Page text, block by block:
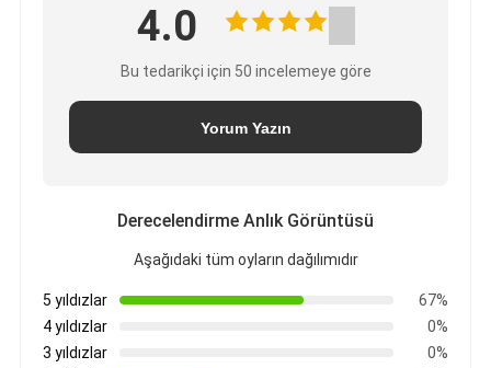
4.0
Bu tedarikçi için 50 incelemeye göre
Yorum Yazın
Derecelendirme Anlık Görüntüsü
Aşağıdaki tüm oyların dağılımıdır
5 yıldızlar
67%
4 yıldızlar
0%
3 yıldızlar
0%